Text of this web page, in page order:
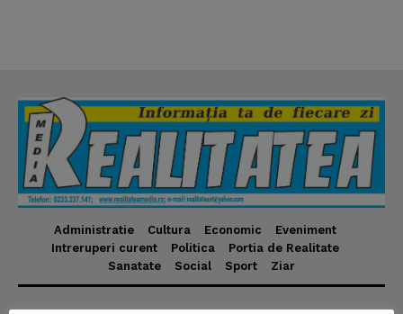
News Week
Magazine PRO
Administratie Cultura Economic
Eveniment
Intreruperi curent
Politica
Portia de Realitate
Sanatate
Social Sport Ziar